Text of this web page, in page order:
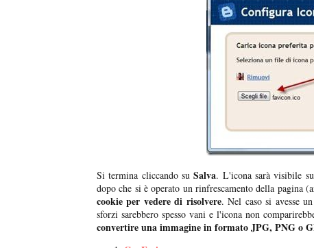
Si termina cliccando suSalva. L'icona sarà visibile su
dopo che si è operato un rinfrescamento della pagina
cookie per vedere di risolvere. Nel caso si avesse
sforzi sarebbero spesso vani e l'icona non
convertire una immagine in formato JPG, PNG o